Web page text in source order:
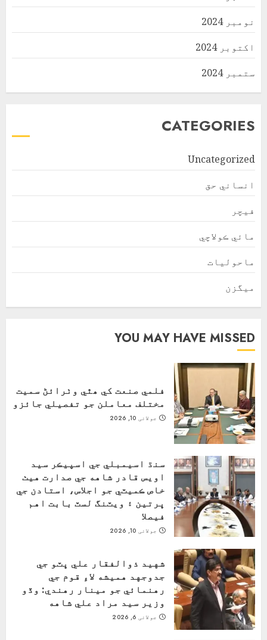
نومبر 2024
اکتوبر 2024
ستمبر 2024
CATEGORIES
Uncategorized
انساني حق
فیچر
مائي ڪولاچي
ماحولیات
ميگزن
YOU MAY HAVE MISSED
فلمي صنعت کي ھٿي وٺرائڻ سميت
مختلف معاملن جو تفصيلي جائزو
جولائی 10, 2026
سنڌ اسيمبلي جي اسپيڪر سيد
اويس قادر شاهه جي صدارت هيٺ
خاص ڪميٽي جو اجلاس، استادن جي
ڀرتين ۽ ويٽنگ لسٽ بابت اهم
فيصلا
جولائی 10, 2026
شهيد ذوالفقار علي ڀٽو جي
جدوجهد هميشه لاءِ قوم جي
رهنمائي جو مينار رهندي: وڏو
وزير سيد مراد علي شاهه
جولائی 6, 2026